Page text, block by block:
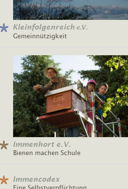
Kleinfolgenreiche.V.
Gemeinnützigkeit
Immenhort e.V.
Bienen machen Schule
Immencodex